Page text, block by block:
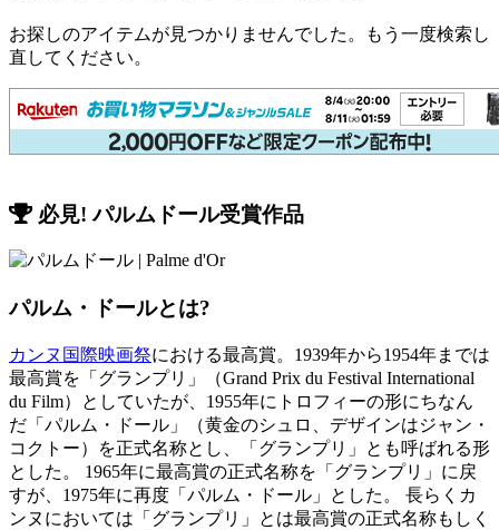
お探しのアイテムが見つかりませんでした。もう一度検索し
直してください。
必見! パルムドール受賞作品
パルム・ドールとは?
カンヌ国際映画祭における最高賞。1939年から1954年までは
最高賞を「グランプリ」（Grand Prix du Festival International
du Film）としていたが、1955年にトロフィーの形にちなん
だ「パルム・ドール」（黄金のシュロ、デザインはジャン・
コクトー）を正式名称とし、「グランプリ」とも呼ばれる形
とした。 1965年に最高賞の正式名称を「グランプリ」に戻
すが、1975年に再度「パルム・ドール」とした。 長らくカ
ンヌにおいては「グランプリ」とは最高賞の正式名称もしく